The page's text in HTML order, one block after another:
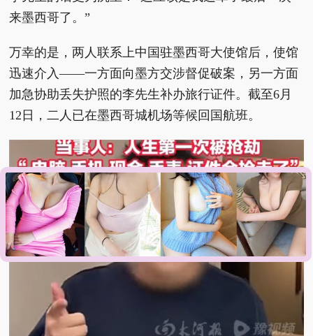
来墨西哥了。”
万幸的是，两人联系上中国驻墨西哥大使馆后，使馆
迅速介入——一方面向墨方交涉督促破案，另一方面
加急协助丢失护照的李先生补办旅行证件。截至6月
12日，二人已在墨西哥城机场等候回国航班。